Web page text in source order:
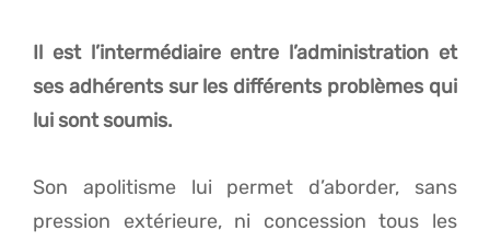
Il est l’intermédiaire entre l’administration et
ses adhérents sur les différents problèmes qui
lui sont soumis.
Son apolitisme lui permet d’aborder, sans
pression extérieure, ni concession tous les